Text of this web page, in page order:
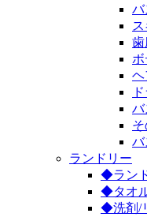
バ
歯
ヘ
バ
バ
ランドリー
◆ラン
◆タオ
◆洗剤/